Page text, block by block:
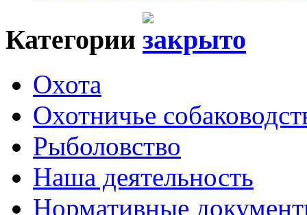
Категории
Охота
Охотничье
Рыболовство
Наша деятельность
Нормативные